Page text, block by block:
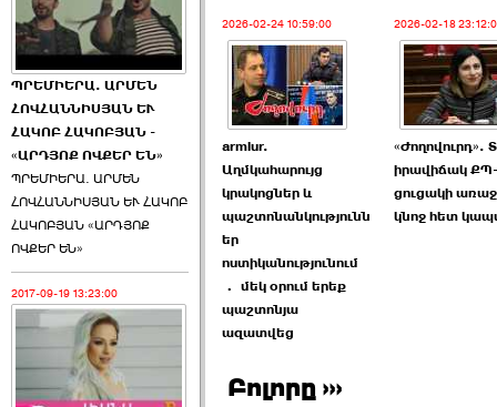
ՊՐԵՄԻԵՐԱ. ԱՐՄԵՆ
ՀՈՎՀԱՆՆԻՍՅԱՆ ԵՒ
ՀԱԿՈԲ ՀԱԿՈԲՅԱՆ -
«ԱՐԴՅՈՔ ՈՎՔԵՐ ԵՆ»
ՊՐԵՄԻԵՐԱ. ԱՐՄԵՆ
ՀՈՎՀԱՆՆԻՍՅԱՆ ԵՒ ՀԱԿՈԲ
ՀԱԿՈԲՅԱՆ «ԱՐԴՅՈՔ
ՈՎՔԵՐ ԵՆ»
2017-09-19 13:23:00
2026-02-24 10:59:00
armlur.
Աղմկահարույց
կրակոցներ և
պաշտոնանկությունն
եր
ոստիկանությունում
․ մեկ օրում երեք
պաշտոնյա
ազատվեց
2026-02-18
«Ժողովուրդ».
իրավիճակ ՔՊ-
ցուցակի
կնոջ հետ
Բոլորը ›››